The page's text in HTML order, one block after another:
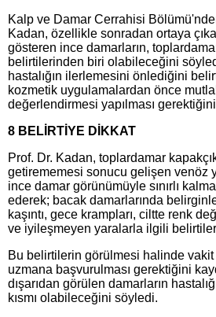
Kalp ve Damar Cerrahisi
Kadan, özellikle sonradan ortaya
gösteren ince damarların,
belirtilerinden biri olabileceğini
hastalığın ilerlemesini önlediğini
kozmetik uygulamalardan önce
değerlendirmesi yapılması
8 BELİRTİYE DİKKAT
Prof. Dr. Kadan, toplardamar
getirememesi sonucu gelişen venöz
ince damar görünümüyle sınırlı
ederek; bacak damarlarında
kaşıntı, gece krampları, ciltte renk
ve iyileşmeyen yaralarla ilgili
Bu belirtilerin görülmesi halinde
uzmana başvurulması gerektiğini
dışarıdan görülen damarların
kısmı olabileceğini söyledi.